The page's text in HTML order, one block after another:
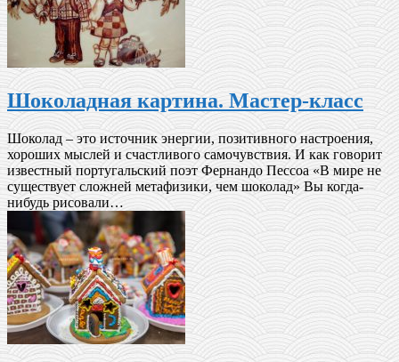
Шоколадная картина. Мастер-класс
Шоколад – это источник энергии, позитивного настроения,
хороших мыслей и счастливого самочувствия. И как говорит
известный португальский поэт Фернандо Пессоа «В мире не
существует сложней метафизики, чем шоколад» Вы когда-
нибудь рисовали…